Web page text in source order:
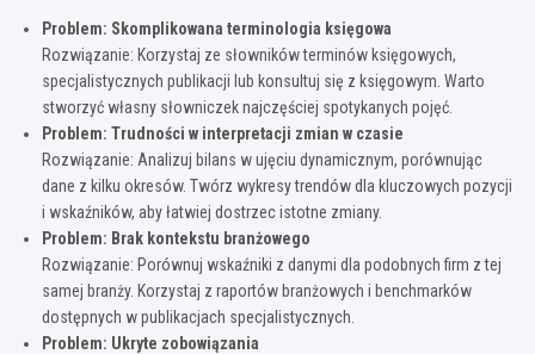
Problem: Skomplikowana terminologia księgowa
Rozwiązanie: Korzystaj ze słowników terminów księgowych,
specjalistycznych publikacji lub konsultuj się z księgowym. Warto
stworzyć własny słowniczek najczęściej spotykanych pojęć.
Problem: Trudności w interpretacji zmian w czasie
Rozwiązanie: Analizuj bilans w ujęciu dynamicznym, porównując
dane z kilku okresów. Twórz wykresy trendów dla kluczowych pozycji
i wskaźników, aby łatwiej dostrzec istotne zmiany.
Problem: Brak kontekstu branżowego
Rozwiązanie: Porównuj wskaźniki z danymi dla podobnych firm z tej
samej branży. Korzystaj z raportów branżowych i benchmarków
dostępnych w publikacjach specjalistycznych.
Problem: Ukryte zobowiązania